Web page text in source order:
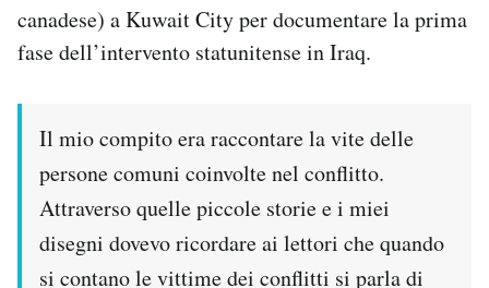
SHOP
CALENDARIO
AREA PERSONALE
Area Personale
canadese) a Kuwait City per documentare la prima
fase dell’intervento statunitense in Iraq.
Il mio compito era raccontare la vite delle
persone comuni coinvolte nel conflitto.
Attraverso quelle piccole storie e i miei
disegni dovevo ricordare ai lettori che quando
si contano le vittime dei conflitti si parla di